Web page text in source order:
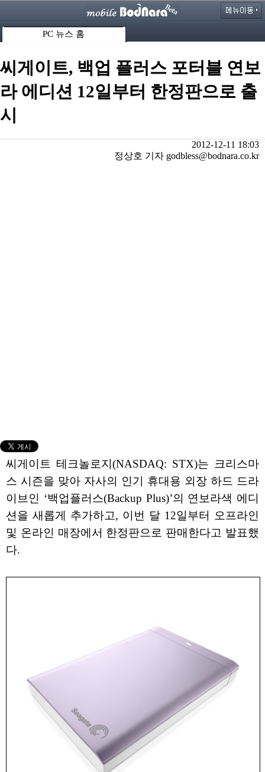
PC 뉴스 홈
씨게이트, 백업 플러스 포터블 연보
라 에디션 12일부터 한정판으로 출
시
2012-12-11 18:03
정상호 기자 godbless@bodnara.co.kr
씨게이트 테크놀로지(NASDAQ: STX)는 크리스마
스 시즌을 맞아 자사의 인기 휴대용 외장 하드 드라
이브인 ‘백업플러스(Backup Plus)’의 연보라색 에디
션을 새롭게 추가하고, 이번 달 12일부터 오프라인
및 온라인 매장에서 한정판으로 판매한다고 발표했
다.